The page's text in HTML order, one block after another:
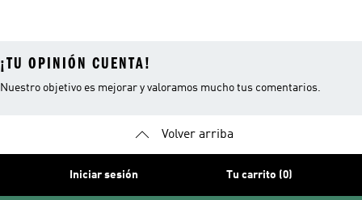
¡TU OPINIÓN CUENTA!
Nuestro objetivo es mejorar y valoramos mucho tus comentarios.
Volver arriba
Iniciar sesión Tu carrito (0)